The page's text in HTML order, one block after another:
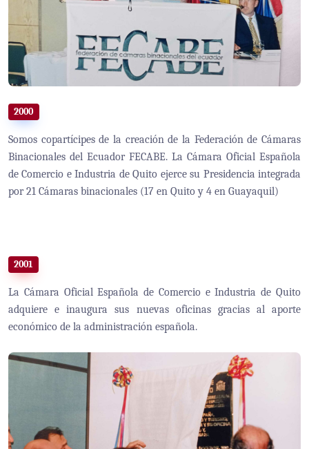
2000
Somos copartícipes de la creación de la Federación de Cámaras
Binacionales del Ecuador FECABE. La Cámara Oficial Española
de Comercio e Industria de Quito ejerce su Presidencia integrada
por 21 Cámaras binacionales (17 en Quito y 4 en Guayaquil)
2001
La Cámara Oficial Española de Comercio e Industria de Quito
adquiere e inaugura sus nuevas oficinas gracias al aporte
económico de la administración española.